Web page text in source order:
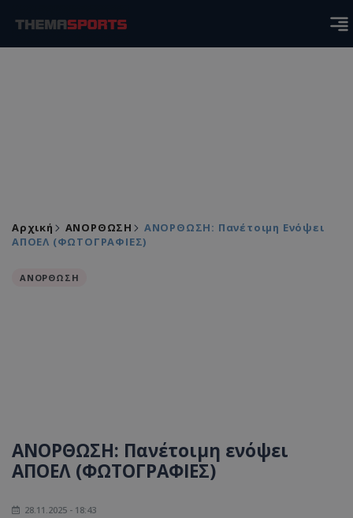
Αρχική ΑΝΟΡΘΩΣΗ
ΑΝΟΡΘΩΣΗ: Πανέτοιμη Ενόψει
ΑΠΟΕΛ (ΦΩΤΟΓΡΑΦΙΕΣ)
ΑΝΟΡΘΩΣΗ
ΑΝΟΡΘΩΣΗ: Πανέτοιμη ενόψει
ΑΠΟΕΛ (ΦΩΤΟΓΡΑΦΙΕΣ)
28.11.2025 - 18:43